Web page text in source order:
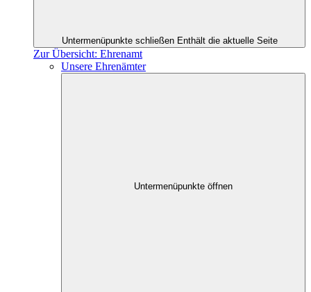
Untermenüpunkte schließen Enthält die aktuelle Seite
Zur Übersicht: Ehrenamt
Unsere Ehrenämter
Untermenüpunkte öffnen